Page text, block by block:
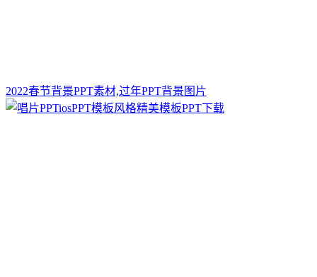
2022春节背景PPT素材,过年PPT背景图片